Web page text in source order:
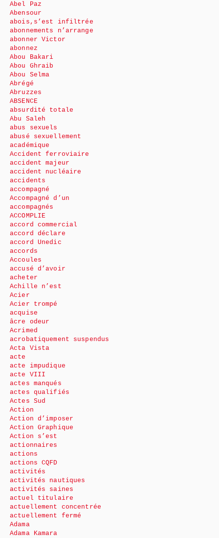
Abel Paz
Abensour
abois,s’est infiltrée
abonnements n’arrange
abonner Victor
abonnez
Abou Bakari
Abou Ghraib
Abou Selma
Abrégé
Abruzzes
ABSENCE
absurdité totale
Abu Saleh
abus sexuels
abusé sexuellement
académique
Accident ferroviaire
accident majeur
accident nucléaire
accidents
accompagné
Accompagné d’un
accompagnés
ACCOMPLIE
accord commercial
accord déclare
accord Unedic
accords
Accoules
accusé d’avoir
acheter
Achille n’est
Acier
Acier trompé
acquise
âcre odeur
Acrimed
acrobatiquement suspendus
Acta Vista
acte
acte impudique
acte VIII
actes manqués
actes qualifiés
Actes Sud
Action
Action d’imposer
Action Graphique
Action s’est
actionnaires
actions
actions CQFD
activités
activités nautiques
activités saines
actuel titulaire
actuellement concentrée
actuellement fermé
Adama
Adama Kamara